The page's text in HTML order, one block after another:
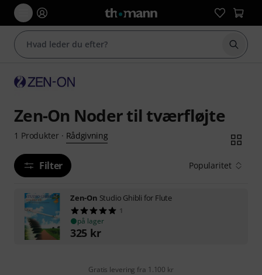
Start
Zen-On Noder til tværfløjte
1 Produkter· Rådgivning
Filter Popularitet
Zen-On Studio Ghibli for Flute
1
på lager
325 kr
Gratis levering fra 1.100 kr